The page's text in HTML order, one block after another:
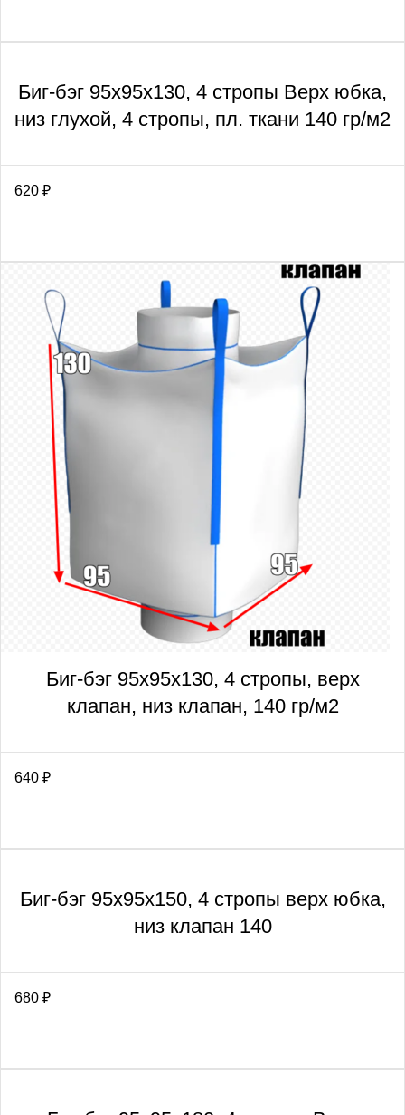
Биг-бэг 95х95х130, 4 стропы Верх юбка,
низ глухой, 4 стропы, пл. ткани 140 гр/м2
620 ₽
Биг-бэг 95х95х130, 4 стропы, верх
клапан, низ клапан, 140 гр/м2
640 ₽
Биг-бэг 95х95х150, 4 стропы верх юбка,
низ клапан 140
680 ₽